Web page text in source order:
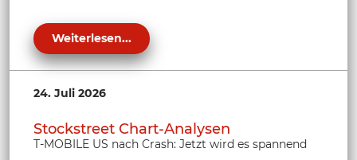
Weiterlesen...
24. Juli 2026
Stockstreet Chart-Analysen
T-MOBILE US nach Crash: Jetzt wird es spannend